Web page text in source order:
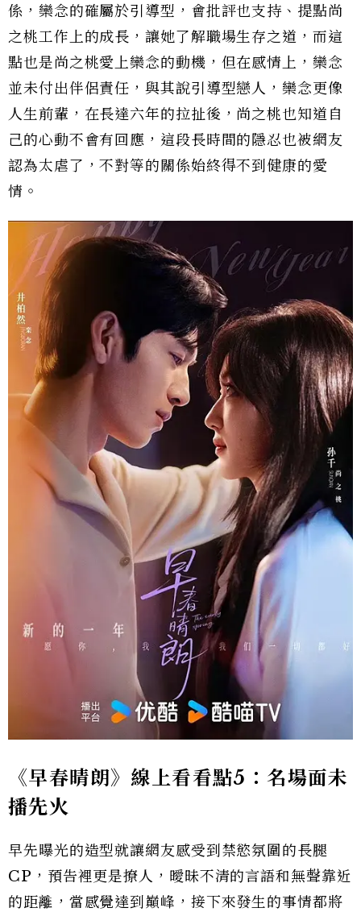
係，欒念的確屬於引導型，會批評也支持、提點尚
之桃工作上的成長，讓她了解職場生存之道，而這
點也是尚之桃愛上欒念的動機，但在感情上，欒念
並未付出伴侶責任，與其說引導型戀人，欒念更像
人生前輩，在長達六年的拉扯後，尚之桃也知道自
己的心動不會有回應，這段長時間的隱忍也被網友
認為太虐了，不對等的關係始終得不到健康的愛
情。
《早春晴朗》線上看看點5：名場面未
播先火
早先曝光的造型就讓網友感受到禁慾氛圍的長腿
CP，預告裡更是撩人，曖昧不清的言語和無聲靠近
的距離，當感覺達到巔峰，接下來發生的事情都將